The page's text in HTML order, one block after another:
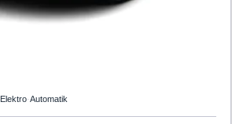
Elektro·Automatik